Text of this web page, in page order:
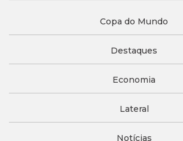
Copa do Mundo
Destaques
Economia
Lateral
Notícias